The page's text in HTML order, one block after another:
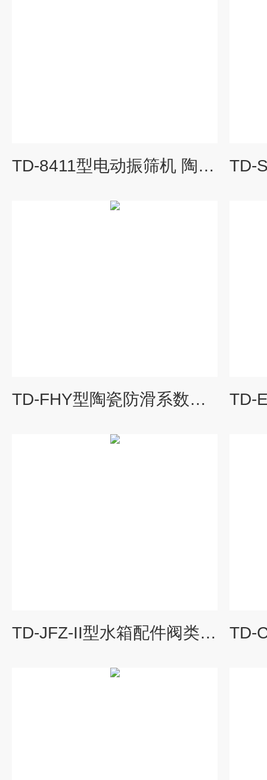
TD-8411型电动振筛机 陶瓷检测设备
TD-FHY型陶瓷防滑系数测定仪拉力法
TD-JFZ-II型水箱配件阀类密封虹吸水击性能综合试验装置